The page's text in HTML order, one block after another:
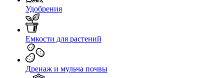
Удобрения
Емкости для растений
Дренаж и мульча почвы